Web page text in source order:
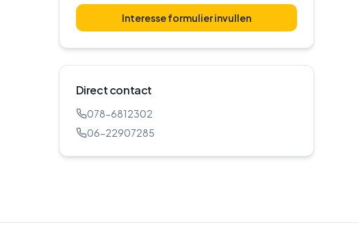
Interesse formulier invullen
Direct contact
078-6812302
06-22907285